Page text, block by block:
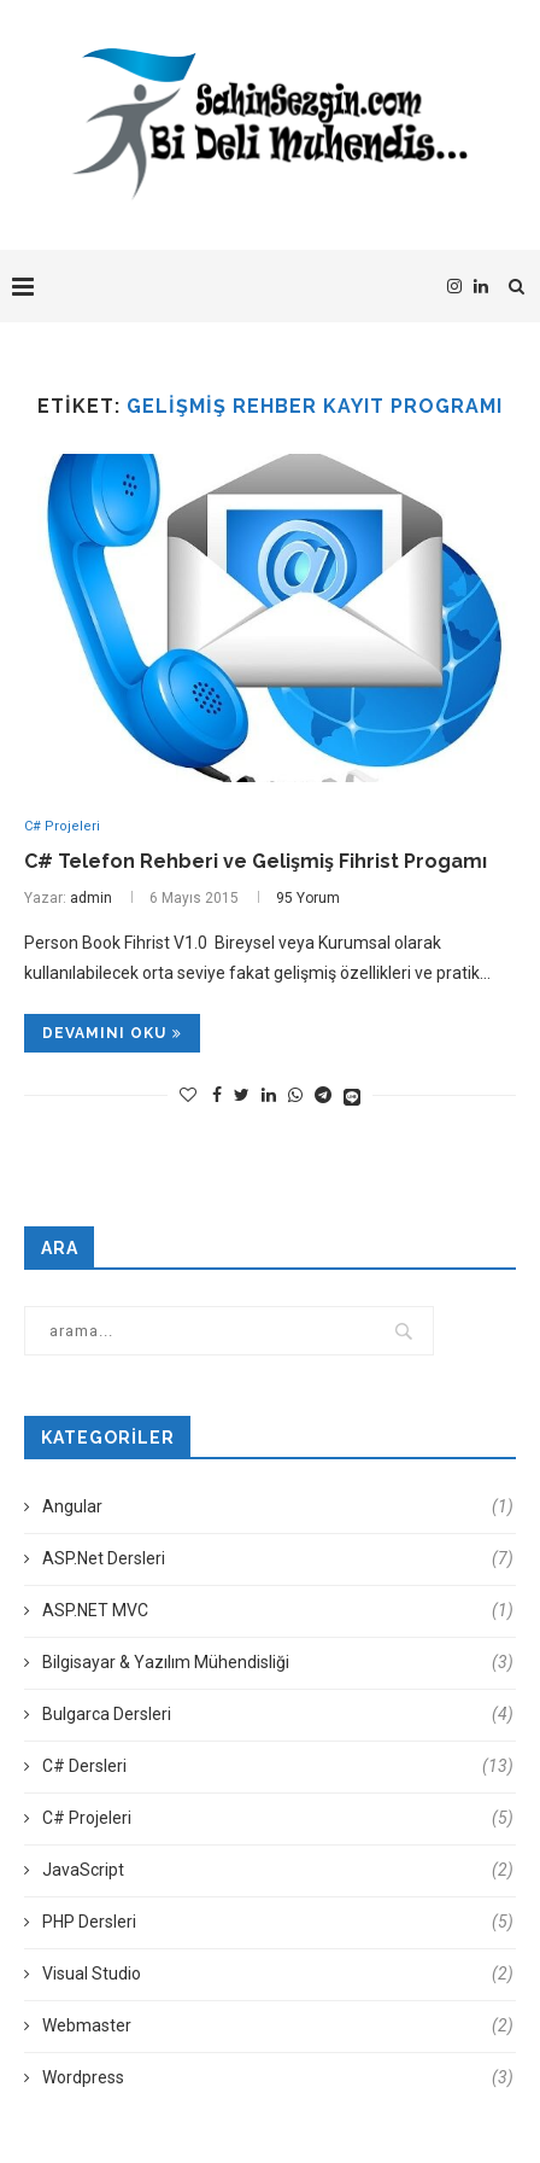
ETIKET: GELIŞMIŞ REHBER KAYIT PROGRAMI
C# Projeleri
C# Telefon Rehberi ve Gelişmiş Fihrist Progamı
Yazar: admin 6 Mayıs 2015 95 Yorum
Person Book Fihrist V1.0 Bireysel veya Kurumsal olarak
kullanılabilecek orta seviye fakat gelişmiş özellikleri ve pratik…
DEVAMINI OKU
ARA
KATEGORILER
Angular (1)
ASP.Net Dersleri (7)
ASP.NET MVC (1)
Bilgisayar & Yazılım Mühendisliği (3)
Bulgarca Dersleri (4)
C# Dersleri (13)
C# Projeleri (5)
JavaScript (2)
PHP Dersleri (5)
Visual Studio (2)
Webmaster (2)
Wordpress (3)